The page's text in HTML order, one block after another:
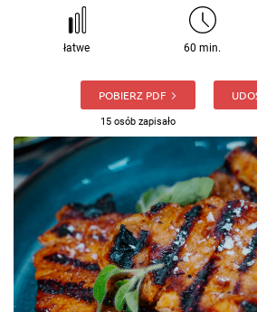
łatwe 60 min.
POBIERZ PDF
15 osób zapisało